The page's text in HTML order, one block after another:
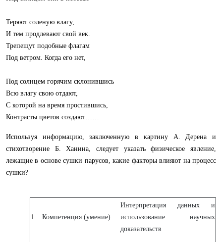
Теряют соленую влагу,
И тем продлевают свой век.
Трепещут подобные флагам
Под ветром. Когда его нет,
Под солнцем горячим склонившись
Всю влагу свою отдают,
С которой на время простившись,
Контрасты цветов создают……
Используя информацию, заключенную в картину А. Дерена и
стихотворение Б. Ханина, следует указать физическое явление,
лежащие в основе сушки парусов, какие факторы влияют на процесс
сушки?
1 Компетенция (умение)
Интерпретация данных и
использование научных
доказательств